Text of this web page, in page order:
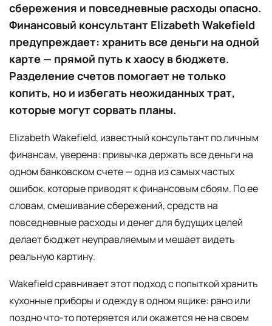
сбережения и повседневные расходы опасно.
Финансовый консультант Elizabeth Wakefield
предупреждает: хранить все деньги на одной
карте — прямой путь к хаосу в бюджете.
Разделение счетов помогает не только
копить, но и избегать неожиданных трат,
которые могут сорвать планы.
Elizabeth Wakefield, известный консультант по личным
финансам, уверена: привычка держать все деньги на
одном банковском счете — одна из самых частых
ошибок, которые приводят к финансовым сбоям. По ее
словам, смешивание сбережений, средств на
повседневные расходы и денег для будущих целей
делает бюджет неуправляемым и мешает видеть
реальную картину.
Wakefield сравнивает этот подход с попыткой хранить
кухонные приборы и одежду в одном ящике: рано или
поздно что-то потеряется или окажется не на своем